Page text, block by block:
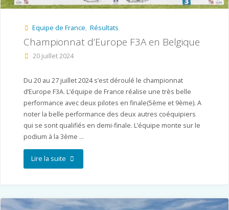
–
HMAC"
Equipe de France, Résultats
Championnat d’Europe F3A en Belgique
20 juillet 2024
Du 20 au 27 juillet 2024 s’est déroulé le championnat
d’Europe F3A. L’équipe de France réalise une très belle
performance avec deux pilotes en finale(5ème et 9ème). A
noter la belle performance des deux autres coéquipiers
qui se sont qualifiés en demi-finale. L’équipe monte sur le
podium à la 3ème …
Lire la suite"Championnat